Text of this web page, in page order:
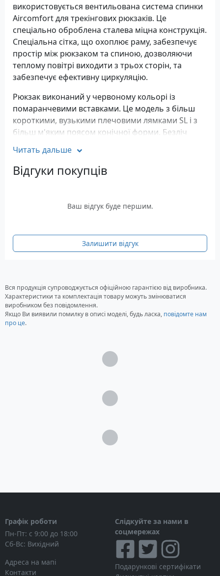
використовується вентильована система спинки
Aircomfort для трекінгових рюкзаків. Це
спеціально оброблена сталева міцна конструкція.
Спеціальна сітка, що охоплює раму, забезпечує
простір між рюкзаком та спиною, дозволяючи
теплому повітрі виходити з трьох сторін, та
забезпечує ефективну циркуляцію.
Рюкзак виконаний у червоному кольорі із
помаранчевими вставками. Це модель з більш
короткими, вузькими плечовими лямками SL і з
більш м'яким поясом конічної форми. Безліч
собою всі необхідні речі для комфортного
відпочинку на природі.
Характеристики
Об'єм: 24 3 л
Вага: 1,5 кг
Система підвіски Aircomfort
Застібка Pull-Forward (з затягуванням вперед)
полегшує регулювання поясу
Нагрудний ремінь
MeshTex зі стабілізуючими ременями
Бічні кишені зі складками
Дві бічні сітчасті кишені
Нижнє відділення зі знімною розділювальною
Відділення для мокрого одягу
Петлі для телескопічних палиць та льодових
Чохол від дощу
Читать дальше
Відгуки покупців
Ваш відгук буде першим.
Залишити відгук
Вся продукція супроводжується офіційною гарантією від виробника.
Характеристики та комплектація товару можуть змінюватися
виробником без повідомлення.
Якщо Ви виявили помилку в описі моделі, будь ласка, повідомте нам
про це.
Графік роботи
Пн-Пт: с 9:00 до 18:00
Сб-Вс: Вихідний
Адреса на мапі
Контакти
Слідкуйте за нами в
соцмережах
Подарункові сертифікати